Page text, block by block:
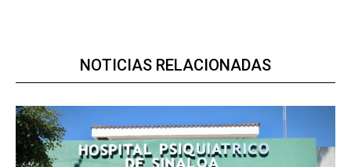
NOTICIAS RELACIONADAS